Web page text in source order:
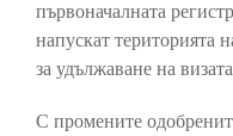
първоначалната
напускат територията
за удължаване на
С промените